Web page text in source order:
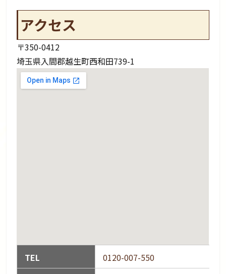
アクセス
〒350-0412
埼玉県入間郡越生町西和田739-1
TEL
0120-007-550